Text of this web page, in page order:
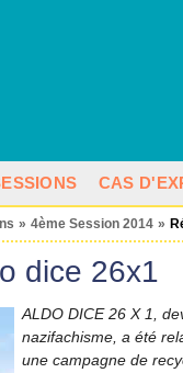
CAS
» 4ème Session 2014 »
dice 26x1
ALDO DICE 26 X 1,
nazifachisme, a été
une campagne de